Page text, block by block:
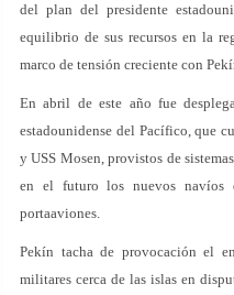
del plan del presidente
equilibrio de sus recursos en la
marco de tensión creciente con
En abril de este año fue
estadounidense del Pacífico, que
y USS Mosen, provistos de
en el futuro los nuevos navíos
portaaviones.
Pekín tacha de provocación el
militares cerca de las islas en